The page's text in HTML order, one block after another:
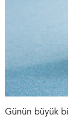
Günün büyük